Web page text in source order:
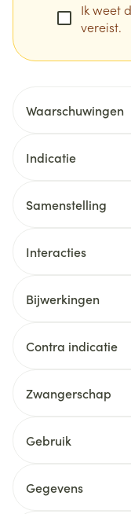
Ik weet
vereist.
Waarschuwingen
Indicatie
Samenstelling
Interacties
Bijwerkingen
Contra indicatie
Zwangerschap
Gebruik
Gegevens